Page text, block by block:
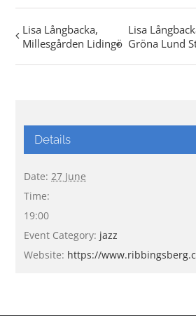
Lisa Långbacka,
Millesgården Lidingö
Lisa
Gröna Lund
Details
Date: 27 June
Time:
19:00
Event Category: jazz
Website: https://